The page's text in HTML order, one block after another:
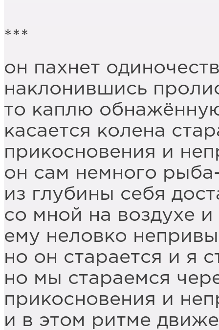
***
он пахнет
наклонившись
то каплю
касается колена
прикосновения и
он сам немного
из глубины себя
со мной на воздухе и
ему неловко
но он старается и я
но мы стараемся
прикосновения и
и в этом ритме